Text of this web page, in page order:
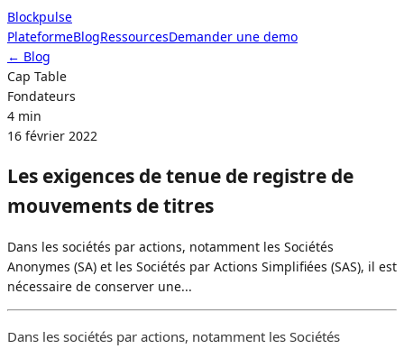
Blockpulse
PlateformeBlogRessourcesDemander une demo
Demander une demo
← Blog
Cap Table
Fondateurs
4 min
16 février 2022
Les exigences de tenue de registre de
mouvements de titres
Dans les sociétés par actions, notamment les Sociétés
Anonymes (SA) et les Sociétés par Actions Simplifiées (SAS), il est
nécessaire de conserver une...
Dans les sociétés par actions, notamment les Sociétés